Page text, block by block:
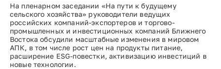
На пленарном заседании «На пути к будущему
сельского хозяйства» руководители ведущих
российских компаний-экспортеров и торгово-
промышленных и инвестиционных компаний Ближнего
Востока обсудили масштабные изменения в мировом
АПК, в том числе рост цен на продукты питание,
расширение ESG-повестки, активизацию инвестиций в
новые технологии.